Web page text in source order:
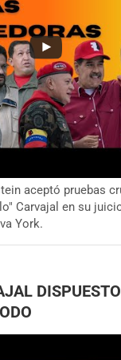
aceptó pruebas
Carvajal en su
York.